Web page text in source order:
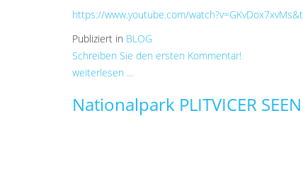
https://www.youtube.com/
Publiziert in BLOG
Schreiben Sie den ersten Kommentar!
weiterlesen ...
Nationalpark PLITVICER SEEN